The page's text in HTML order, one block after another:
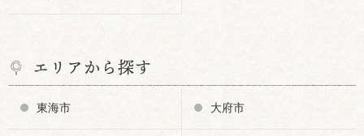
エリアから探す
東海市 大府市